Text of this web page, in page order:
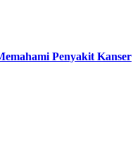
Penyakit Kanser